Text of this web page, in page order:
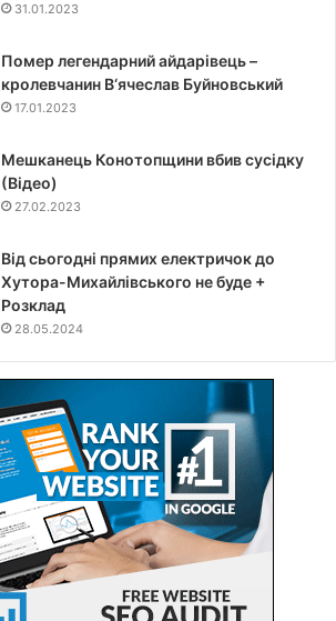
31.01.2023
Помер легендарний айдарівець –
кролевчанин В‘ячеслав Буйновський
17.01.2023
Мешканець Конотопщини вбив сусідку
(Відео)
27.02.2023
Від сьогодні прямих електричок до
Хутора-Михайлівського не буде +
Розклад
28.05.2024